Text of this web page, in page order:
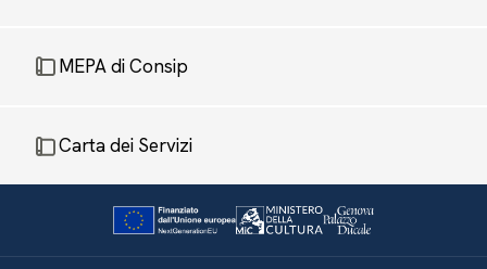
MEPA di Consip
Carta dei Servizi